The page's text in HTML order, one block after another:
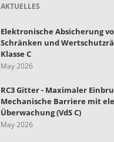
AKTUELLES
Elektronische Absicherung
Schränken und
Klasse C
May 2026
RC3 Gitter - Maximaler
Mechanische Barriere mit
Überwachung (VdS C)
May 2026